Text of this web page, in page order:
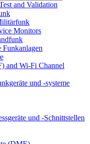
and Validation
Monitors
Funkanlagen
and Wi-Fi Channel
und -systeme
und -Schnittstellen